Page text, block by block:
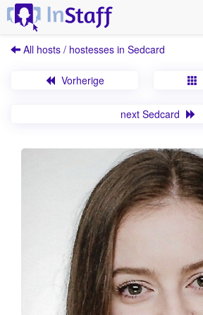
All hosts / hostesses in Sedcard
Vorherige
next Sedcard